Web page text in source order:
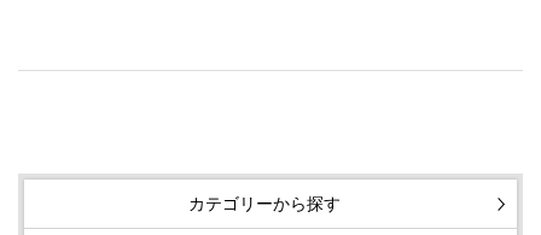
カテゴリーから探す